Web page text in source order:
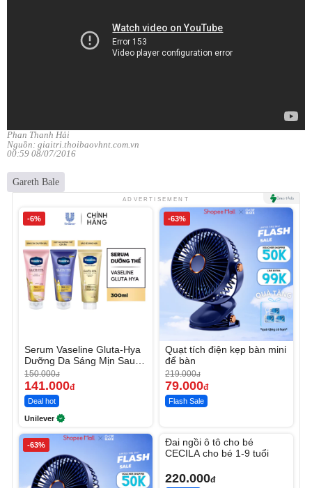
Phan Thanh Hải
Nguồn: giaitri.thoibaovhnt.com.vn
00:59 08/07/2016
Gareth Bale
ADVERTISEMENT
-6%
Serum Vaseline Gluta-Hya
Dưỡng Da Sáng Mịn Sau 7
Ngày
150.000đ
141.000đ
Deal hot
Unilever
-63%
Quạt tích điện kẹp bàn mini
để bàn
219.000đ
79.000đ
Flash Sale
-63%
Đai ngồi ô tô cho bé
CECILA cho bé 1-9 tuổi
220.000đ